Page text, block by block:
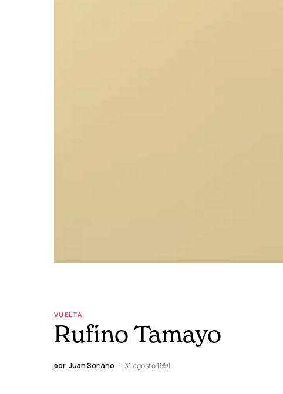
VUELTA
Rufino Tamayo
por Juan Soriano 31 agosto 1991